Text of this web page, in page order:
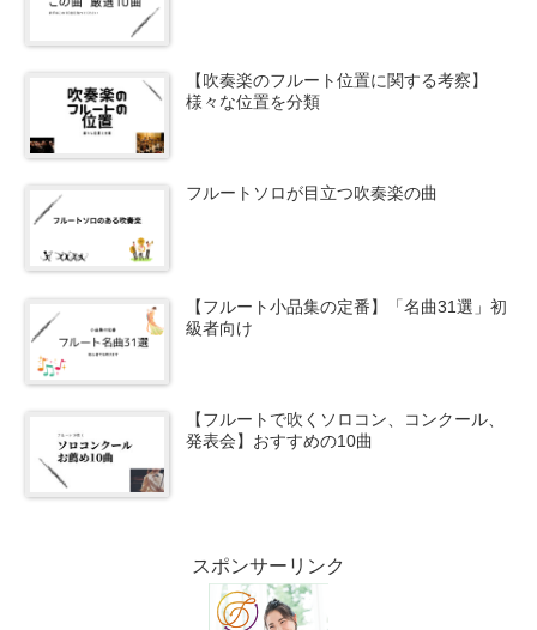
【吹奏楽のフルート位置に関する考察】
様々な位置を分類
フルートソロが目立つ吹奏楽の曲
【フルート小品集の定番】「名曲31選」初
級者向け
【フルートで吹くソロコン、コンクール、
発表会】おすすめの10曲
スポンサーリンク